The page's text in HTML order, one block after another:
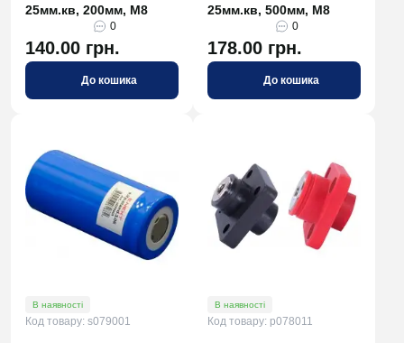
25мм.кв, 200мм, М8
0
140.00 грн.
До кошика
25мм.кв, 500мм, М8
0
178.00 грн.
До кошика
В наявності
Код товару: s079001
В наявності
Код товару: p078011